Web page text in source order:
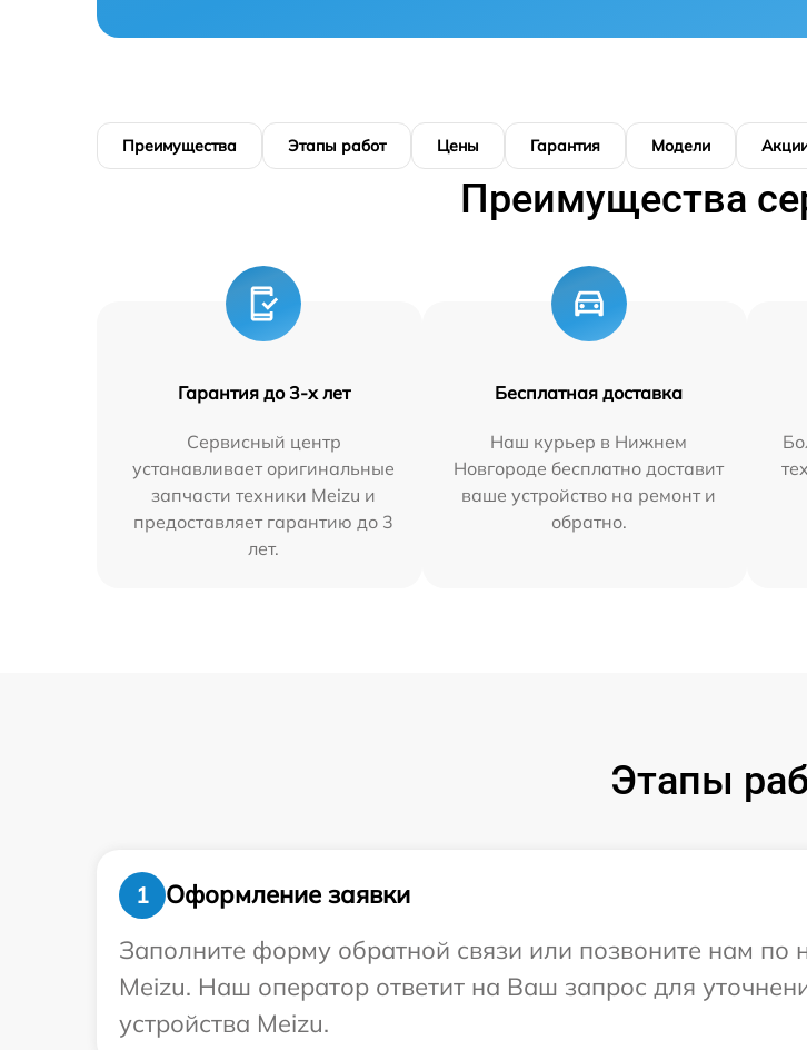
Преимущества Этапы работ Цены Гарантия Модели
Преимущества
Гарантия до 3-х лет
Сервисный центр
устанавливает оригинальные
запчасти техники Meizu и
предоставляет гарантию до 3
лет.
Бесплатная доставка
Наш курьер в Нижнем
Новгороде бесплатно доставит
ваше устройство на ремонт и
обратно.
Этапы
1
Оформление заявки
Заполните форму обратной связи или позвоните нам по
Meizu. Наш оператор ответит на Ваш запрос для
устройства Meizu.